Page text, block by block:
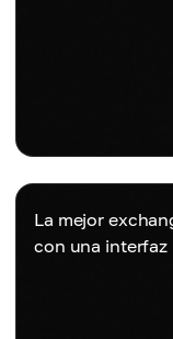
La mejor
con una